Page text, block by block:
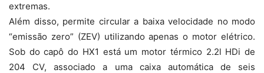
extremas.
Além disso, permite circular a baixa velocidade no modo
“emissão zero” (ZEV) utilizando apenas o motor elétrico.
Sob do capô do HX1 está um motor térmico 2.2l HDi de
204 CV, associado a uma caixa automática de seis